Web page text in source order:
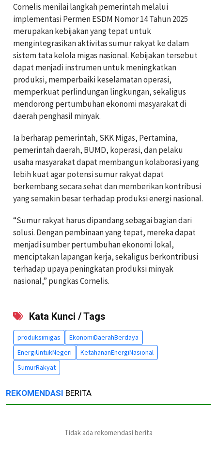
Cornelis menilai langkah pemerintah melalui
implementasi Permen ESDM Nomor 14 Tahun 2025
merupakan kebijakan yang tepat untuk
mengintegrasikan aktivitas sumur rakyat ke dalam
sistem tata kelola migas nasional. Kebijakan tersebut
dapat menjadi instrumen untuk meningkatkan
produksi, memperbaiki keselamatan operasi,
memperkuat perlindungan lingkungan, sekaligus
mendorong pertumbuhan ekonomi masyarakat di
daerah penghasil minyak.
Ia berharap pemerintah, SKK Migas, Pertamina,
pemerintah daerah, BUMD, koperasi, dan pelaku
usaha masyarakat dapat membangun kolaborasi yang
lebih kuat agar potensi sumur rakyat dapat
berkembang secara sehat dan memberikan kontribusi
yang semakin besar terhadap produksi energi nasional.
“Sumur rakyat harus dipandang sebagai bagian dari
solusi. Dengan pembinaan yang tepat, mereka dapat
menjadi sumber pertumbuhan ekonomi lokal,
menciptakan lapangan kerja, sekaligus berkontribusi
terhadap upaya peningkatan produksi minyak
nasional,” pungkas Cornelis.
Kata Kunci / Tags
produksimigas
EkonomiDaerahBerdaya
EnergiUntukNegeri
KetahananEnergiNasional
SumurRakyat
REKOMENDASI BERITA
Tidak ada rekomendasi berita